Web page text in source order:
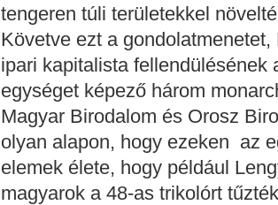
tengeren túli területekkel
Követve ezt a
ipari kapitalista fellendülésének
egységet képező három
Magyar Birodalom és Orosz
olyan alapon, hogy ezeken az
elemek élete, hogy például
magyarok a 48-as trikolórt